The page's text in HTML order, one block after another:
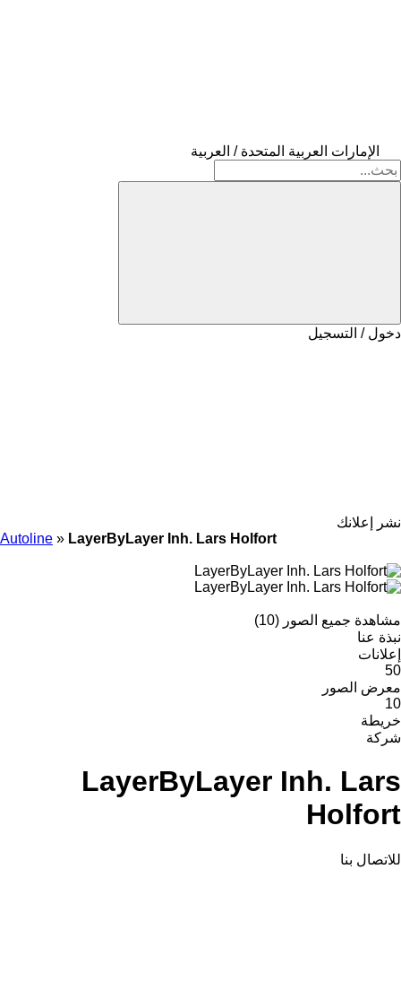
الإمارات العربية المتحدة / العربية
دخول / التسجيل
نشر إعلانك
Autoline » LayerByLayer Inh. Lars Holfort
مشاهدة جميع الصور (10)
نبذة عنا
إعلانات
50
معرض الصور
10
خريطة
شركة
LayerByLayer Inh. Lars
Holfort
للاتصال بنا